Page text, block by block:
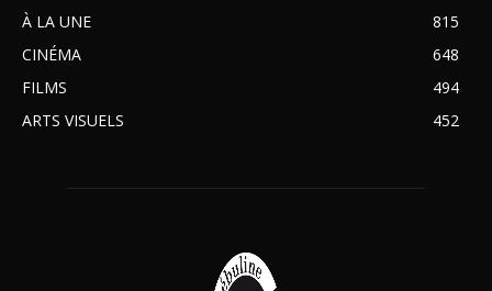
À LA UNE
815
CINÉMA
648
FILMS
494
ARTS VISUELS
452